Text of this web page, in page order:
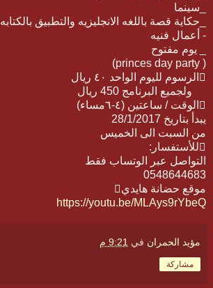
_سينما
_حكاية قصة باللغه الانجليزيه والتطبيق بالكتابه
- أعمال فنيه
_ يوم مفتوح
( princes day party)
الرسوم لليوم الواحد ٤٠ ريال
ولجميع البرنامج 450 ريال
الوقت / ساعتين (٤-٦مساء)
يبدأ بتاريخ 28/1/2017
من السبت الى الخميس
للأستفسار:
التواصل عبر الوتساب فقط
0548644683
موقع حضانة هايدي
https://youtu.be/MLAys9rYbeQ
مؤيد الحمران في 9:21 م
مشاركة